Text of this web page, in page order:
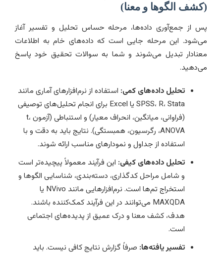
(کشف الگوها و معنا)
پس از جمع‌آوری داده‌ها، مرحله حساس تحلیل و تفسیر آغاز
می‌شود. این مرحله جایی است که داده‌های خام به اطلاعات
معنادار تبدیل می‌شوند و شما به سوالات تحقیق خود پاسخ
می‌دهید.
تحلیل داده‌های کمی: استفاده از نرم‌افزارهای آماری مانند
SPSS، R، Stata یا Excel برای انجام تحلیل‌های توصیفی
(فراوانی، میانگین، انحراف معیار) و استنباطی (آزمون t،
ANOVA، رگرسیون، همبستگی). نتایج باید به دقت و با
استفاده از جداول و نمودارهای مناسب ارائه شوند.
تحلیل داده‌های کیفی: این فرآیند معمولاً پیچیده‌تر است
و شامل مراحل کدگذاری، دسته‌بندی، شناسایی الگوها و
استخراج تم‌ها است. نرم‌افزارهایی مانند NVivo یا
MAXQDA می‌توانند در این فرآیند کمک‌کننده باشند.
هدف، کشف معنا و درک عمیق از پدیده‌های اجتماعی
است.
تفسیر یافته‌ها: صرفاً گزارش نتایج کافی نیست. باید